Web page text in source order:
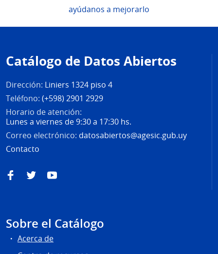
ayúdanos a mejorarlo
de
página
Catálogo de Datos Abiertos
Dirección: Liniers 1324 piso 4
Teléfono: (+598) 2901 2929
Horario de atención:
Lunes a viernes de 9:30 a 17:30 hs.
Correo electrónico: datosabiertos@agesic.gub.uy
Contacto
FacebookTwitterYouTube
Sobre el Catálogo
Acerca de